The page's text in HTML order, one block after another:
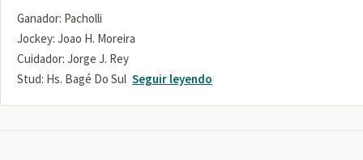
Ganador: Pacholli
Jockey: Joao H. Moreira
Cuidador: Jorge J. Rey
Stud: Hs. Bagé Do Sul Seguir leyendo